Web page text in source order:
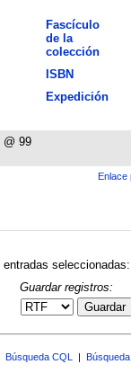
Fascículo
de la
colección
ISBN
Expedición
@ 99
Enlace
seleccionadas:
Guardar registros:
Guardar
Búsqueda CQL